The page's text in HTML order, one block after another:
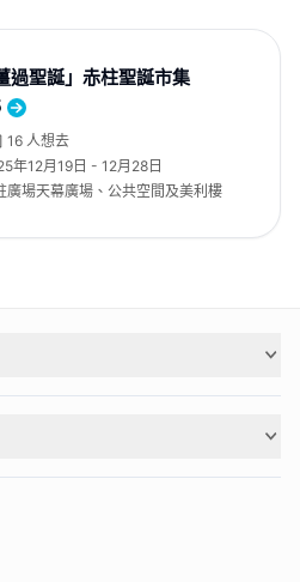
過聖誕」赤柱聖誕市集
16 人想去
年12月19日 - 12月28日
廣場天幕廣場、公共空間及美利樓